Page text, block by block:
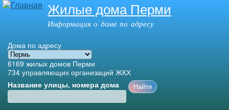
Перейти к
основному
Жилые дома Перми
Информация о доме по адресу
Дома по адресу
6169 жилых домов Перми
734 управляющих организаций ЖКХ
Название улицы, номера дома